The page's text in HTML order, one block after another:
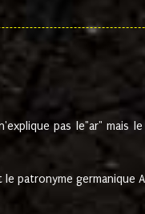
pas le"ar" mais
le patronyme germanique